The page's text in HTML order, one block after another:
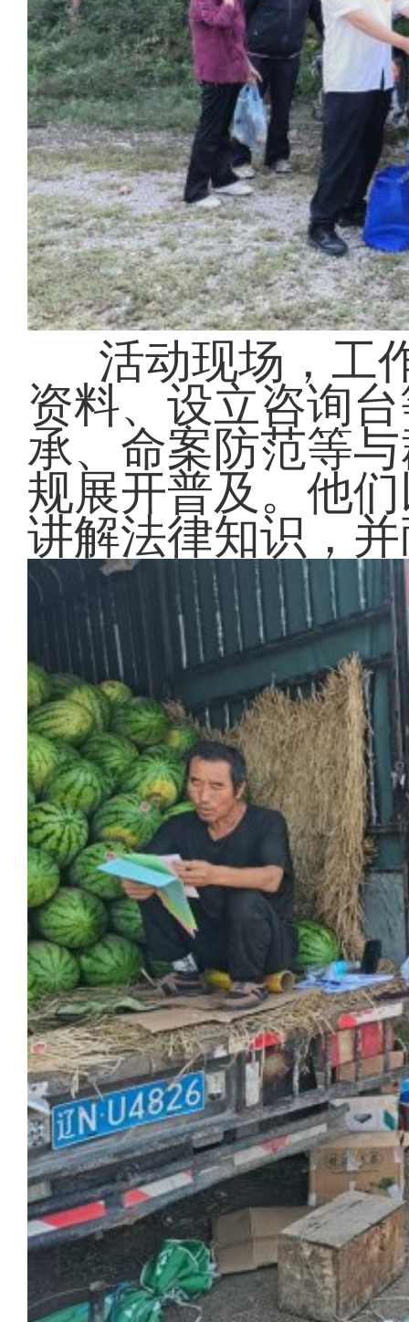
活动现场，工
资料、设立咨询
承、命案防范等
规展开普及。他
讲解法律知识，